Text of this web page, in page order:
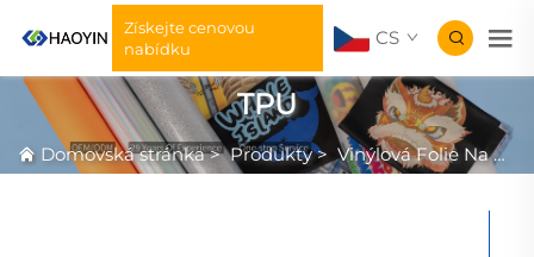
Získejte cenovou
nabídku
CS
TPU
Domovská stránka>Produkty> Vinýlová Folie Na Přenos Tepla